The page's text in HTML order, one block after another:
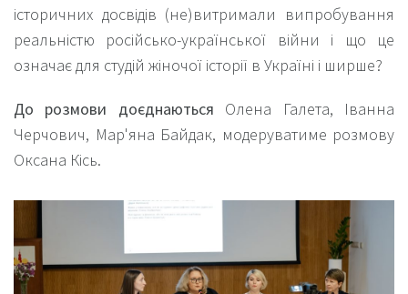
історичних досвідів (не)витримали випробування
реальністю російсько-української війни і що це
означає для студій жіночої історії в Україні і ширше?
До розмови доєднаються Олена Галета, Іванна
Черчович, Мар'яна Байдак, модеруватиме розмову
Оксана Кісь.